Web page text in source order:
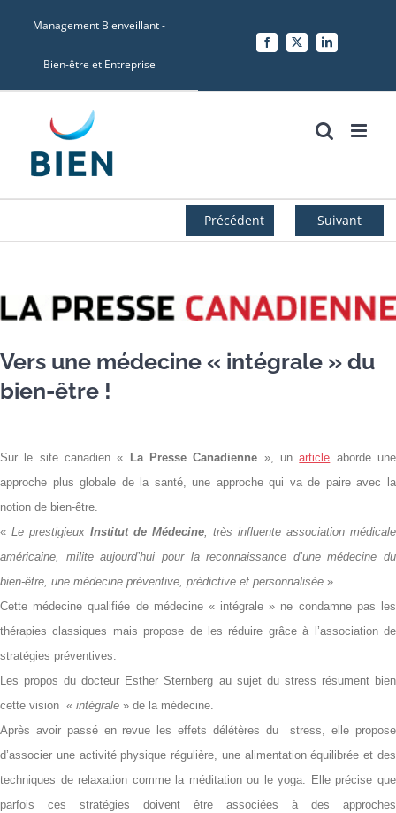
Management Bienveillant -
Bien-être et Entreprise
Facebook
X LinkedIn
Précédent Suivant
agrandie
Vers une médecine « intégrale » du
bien-être !
Sur le site canadien « La Presse Canadienne », unarticle aborde une
approche plus globale de la santé, une approche qui va de paire avec la
notion de bien-être.
« Le prestigieux Institut de Médecine, très influente association médicale
américaine, milite aujourd’hui pour la reconnaissance d’une médecine du
bien-être, une médecine préventive, prédictive et personnalisée ».
Cette médecine qualifiée de médecine « intégrale » ne condamne pas les
thérapies classiques mais propose de les réduire grâce à l’association de
stratégies préventives.
Les propos du docteur Esther Sternberg au sujet du stress résument bien
cette vision « intégrale » de la médecine.
Après avoir passé en revue les effets délétères du
stress, elle propose
d’associer une activité physique régulière, une alimentation équilibrée et des
techniques de relaxation comme la méditation ou le yoga. Elle précise que
parfois ces stratégies doivent être associées à des approches